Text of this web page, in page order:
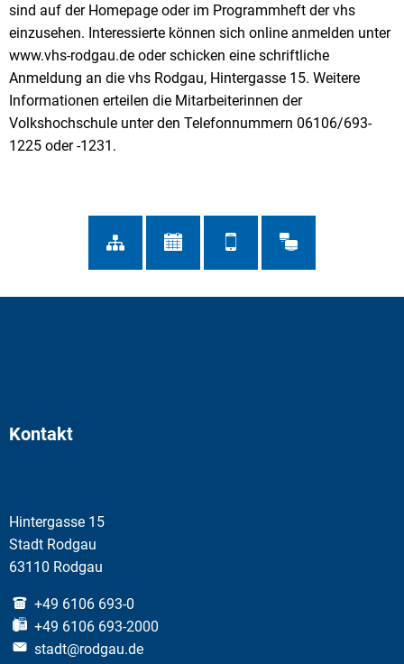
sind auf der Homepage oder im Programmheft der vhs
einzusehen. Interessierte können sich online anmelden unter
www.vhs-rodgau.de oder schicken eine schriftliche
Anmeldung an die vhs Rodgau, Hintergasse 15. Weitere
Informationen erteilen die Mitarbeiterinnen der
Volkshochschule unter den Telefonnummern 06106/693-
1225 oder -1231.
Kontakt
Hintergasse 15
Stadt Rodgau
63110 Rodgau
+49 6106 693-0
+49 6106 693-2000
stadt@rodgau.de